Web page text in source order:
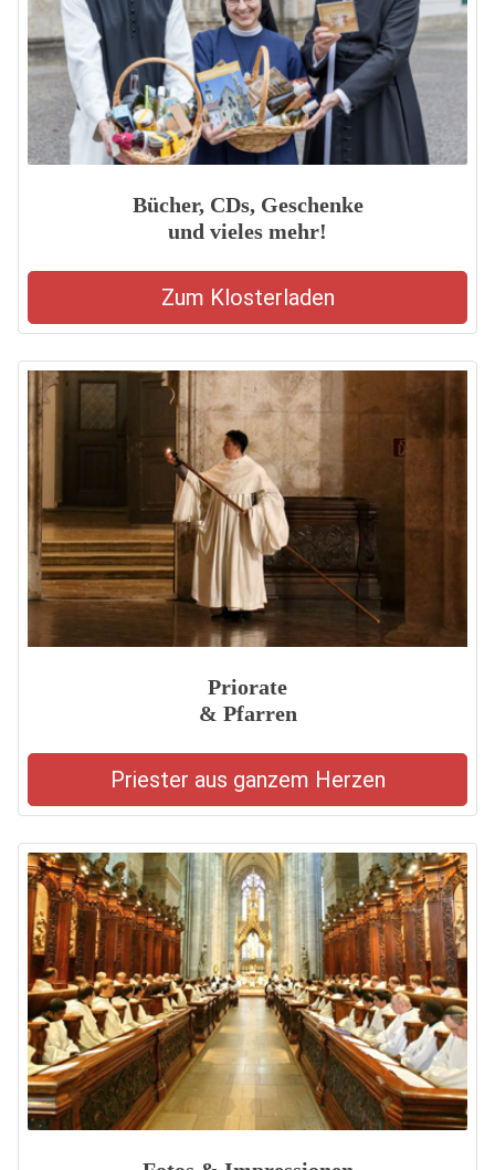
Bücher, CDs, Geschenke
und vieles mehr!
Zum Klosterladen
Priorate
& Pfarren
Priester aus ganzem Herzen